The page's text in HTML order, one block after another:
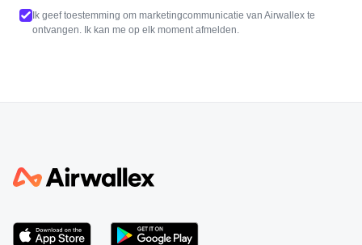
Ik geef toestemming om marketingcommunicatie van Airwallex te
ontvangen. Ik kan me op elk moment afmelden.